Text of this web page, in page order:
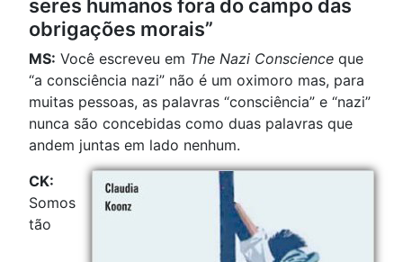
seres humanos fora do campo das
obrigações morais”
MS: Você escreveu em The Nazi Conscience que
“a consciência nazi” não é um oximoro mas, para
muitas pessoas, as palavras “consciência” e “nazi”
nunca são concebidas como duas palavras que
andem juntas em lado nenhum.
CK:
Somos
tão